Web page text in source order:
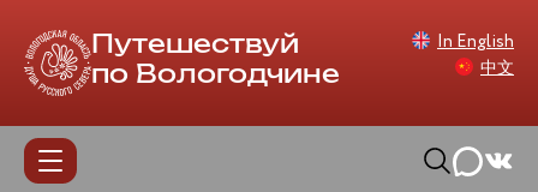
Путешествуй
по Вологодчине
In English
中文